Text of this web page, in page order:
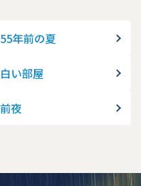
年前の夏
い部屋
夜